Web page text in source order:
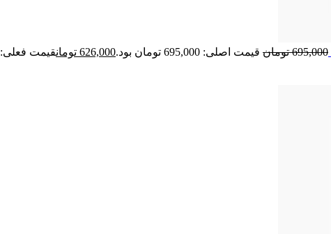
695,000 تومان قیمت اصلی: 695,000 تومان بود. 626,000 تومانقیمت فعلی: 626,000 تومان.